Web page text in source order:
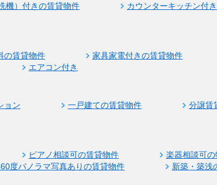
機）付きの賃貸物件
カウンターキッチン付
の賃貸物件
家具家電付きの賃貸物件
エアコン付き
ョン 一戸建ての賃貸物件
分譲賃
ピアノ相談可の賃貸物件
楽器相談可の
度パノラマ写真ありの賃貸物件
新築・築浅